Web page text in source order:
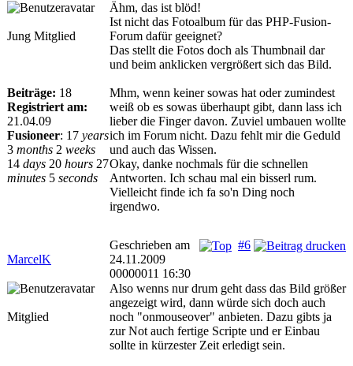
Jung Mitglied
Beiträge: 18
Registriert am:
21.04.09
Fusioneer: 17 years
3 months 2 weeks
14 days 20 hours 27
minutes 5 seconds
Ähm, das ist blöd!
Ist nicht das Fotoalbum für das PHP-Fusion-
Forum dafür geeignet?
Das stellt die Fotos doch als Thumbnail dar
und beim anklicken vergrößert sich das Bild.
Mhm, wenn keiner sowas hat oder zumindest
weiß ob es sowas überhaupt gibt, dann lass ich
lieber die Finger davon. Zuviel umbauen wollte
ich im Forum nicht. Dazu fehlt mir die Geduld
und auch das Wissen.
Okay, danke nochmals für die schnellen
Antworten. Ich schau mal ein bisserl rum.
Vielleicht finde ich fa so'n Ding noch
irgendwo.
MarcelK
#6
Geschrieben am
24.11.2009
00000011 16:30
Mitglied
Also wenns nur drum geht dass das Bild größer
angezeigt wird, dann würde sich doch auch
noch "onmouseover" anbieten. Dazu gibts ja
zur Not auch fertige Scripte und er Einbau
sollte in kürzester Zeit erledigt sein.